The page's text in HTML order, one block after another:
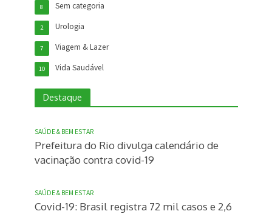
Sem categoria
8
Urologia
2
Viagem & Lazer
7
Vida Saudável
10
Destaque
SAÚDE & BEM ESTAR
Prefeitura do Rio divulga calendário de
vacinação contra covid-19
SAÚDE & BEM ESTAR
Covid-19: Brasil registra 72 mil casos e 2,6